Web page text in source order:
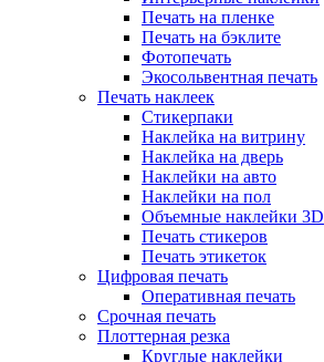
Печать на пленке
Печать на бэклите
Фотопечать
Экосольвентная печать
Печать наклеек
Стикерпаки
Наклейка на витрину
Наклейка на дверь
Наклейки на авто
Наклейки на пол
Объемные наклейки 3D
Печать стикеров
Печать этикеток
Цифровая печать
Оперативная печать
Срочная печать
Плоттерная резка
Круглые наклейки